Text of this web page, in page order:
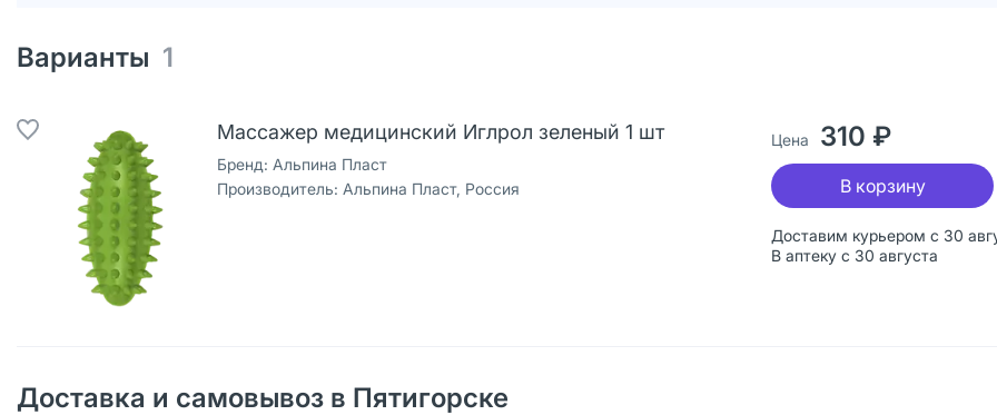
Варианты 1
Массажер медицинский Иглрол зеленый 1 шт
Бренд: Альпина Пласт
Производитель: Альпина Пласт, Россия
Доставим курьером с 30
В аптеку с 30 августа
Цена 310 ₽
В корзину
Доставка и самовывоз в Пятигорске